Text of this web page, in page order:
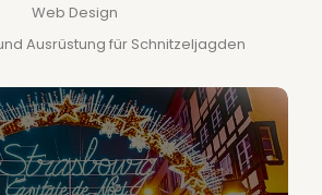
Web Design
Ausrüstung für Schnitzeljagden